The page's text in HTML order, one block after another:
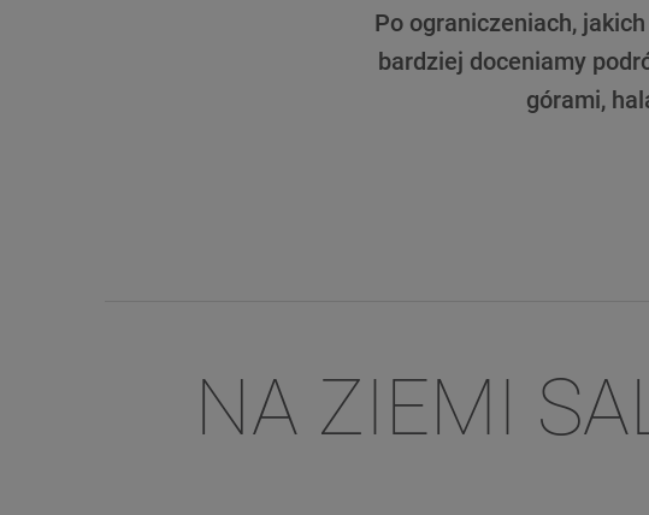
Po ograniczeniach,
bardziej doceniamy
górami,
NA ZIEMI